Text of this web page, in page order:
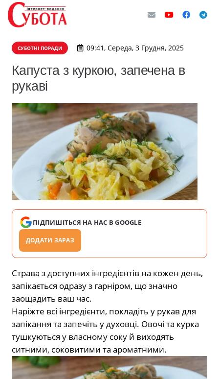
СУБОТНІ ПОРАДИ 09:41, Середа, 3 Грудня, 2025
Капуста з куркою, запечена в
рукаві
ПІДПИШІТЬСЯ НА НАС В GOOGLE
ДОДАТИ ЗАРАЗ
Страва з доступних інгредієнтів на кожен день,
запікається одразу з гарніром, що значно
заощадить ваш час.
Наріжте всі інгредієнти, покладіть у рукав для
запікання та запечіть у духовці. Овочі та курка
тушкуються у власному соку й виходять
ситними, соковитими та ароматними.